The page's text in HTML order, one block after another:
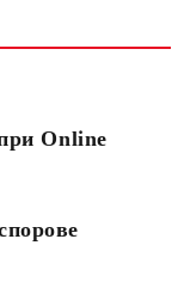
данни
ден.
Online